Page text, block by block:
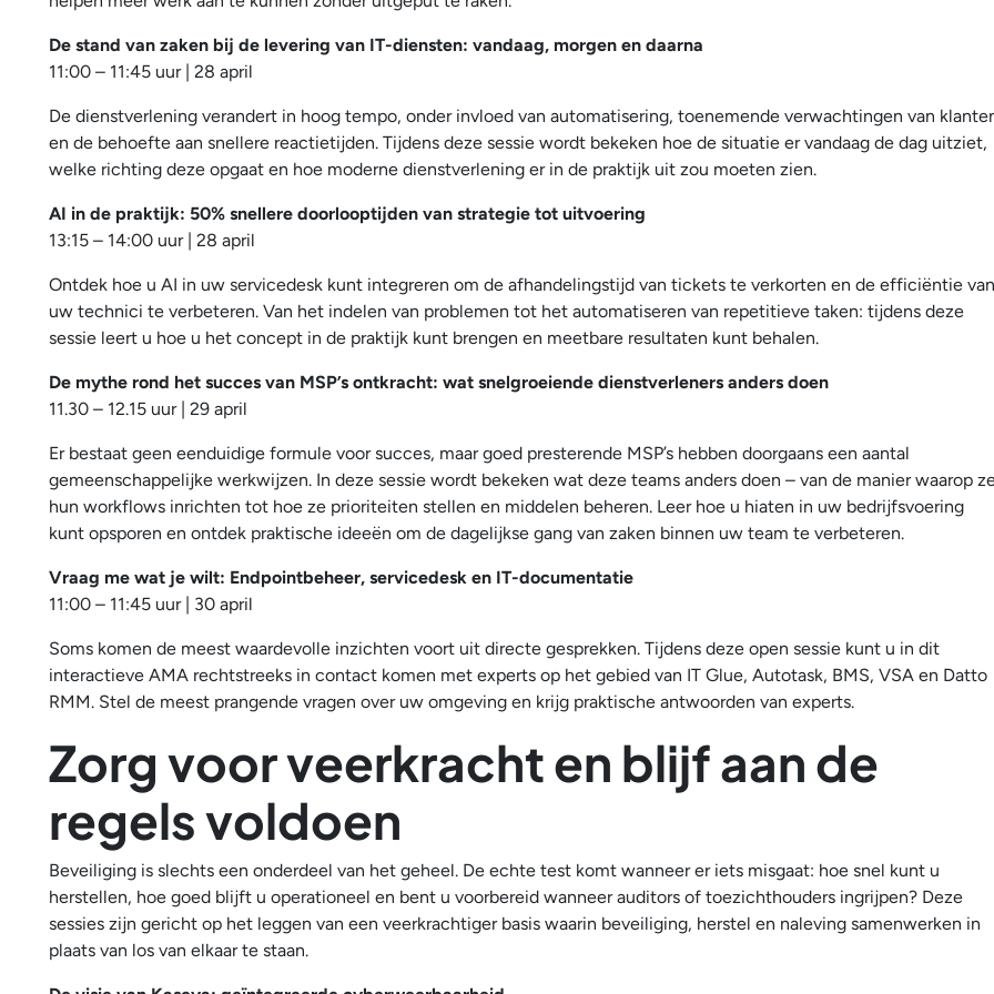
De stand van zaken bij de levering van IT-diensten: vandaag, morgen en daarna
11:00 – 11:45 uur | 28 april
De dienstverlening verandert in hoog tempo, onder invloed van automatisering, toenemende verwachtingen van
en de behoefte aan snellere reactietijden. Tijdens deze sessie wordt bekeken hoe de situatie er vandaag de dag uitziet,
welke richting deze opgaat en hoe moderne dienstverlening er in de praktijk uit zou moeten zien.
AI in de praktijk: 50% snellere doorlooptijden van strategie tot uitvoering
13:15 – 14:00 uur | 28 april
Ontdek hoe u AI in uw servicedesk kunt integreren om de afhandelingstijd van tickets te verkorten en de efficiëntie van
uw technici te verbeteren. Van het indelen van problemen tot het automatiseren van repetitieve taken: tijdens deze
sessie leert u hoe u het concept in de praktijk kunt brengen en meetbare resultaten kunt behalen.
De mythe rond het succes van MSP’s ontkracht: wat snelgroeiende dienstverleners anders doen
11.30 – 12.15 uur | 29 april
Er bestaat geen eenduidige formule voor succes, maar goed presterende MSP’s hebben doorgaans een aantal
gemeenschappelijke werkwijzen. In deze sessie wordt bekeken wat deze teams anders doen – van de manier waarop
hun workflows inrichten tot hoe ze prioriteiten stellen en middelen beheren. Leer hoe u hiaten in uw bedrijfsvoering
kunt opsporen en ontdek praktische ideeën om de dagelijkse gang van zaken binnen uw team te verbeteren.
Vraag me wat je wilt: Endpointbeheer, servicedesk en IT-documentatie
11:00 – 11:45 uur | 30 april
Soms komen de meest waardevolle inzichten voort uit directe gesprekken. Tijdens deze open sessie kunt u in dit
interactieve AMA rechtstreeks in contact komen met experts op het gebied van IT Glue, Autotask, BMS, VSA en Datto
RMM. Stel de meest prangende vragen over uw omgeving en krijg praktische antwoorden van experts.
Zorg voor veerkracht en blijf aan de
regels voldoen
Beveiliging is slechts een onderdeel van het geheel. De echte test komt wanneer er iets misgaat: hoe snel kunt u
herstellen, hoe goed blijft u operationeel en bent u voorbereid wanneer auditors of toezichthouders ingrijpen? Deze
sessies zijn gericht op het leggen van een veerkrachtiger basis waarin beveiliging, herstel en naleving samenwerken in
plaats van los van elkaar te staan.